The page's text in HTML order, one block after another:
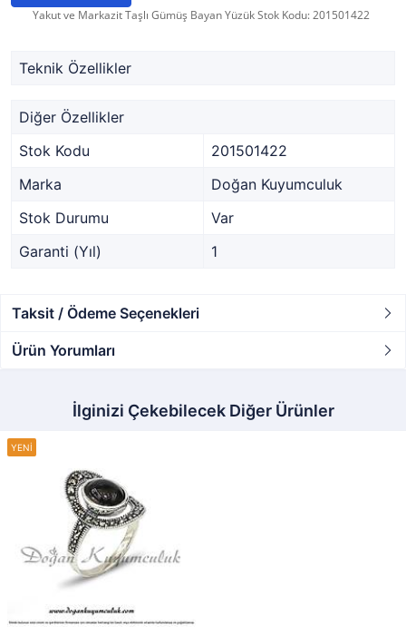
Yakut ve Markazit Taşlı Gümüş Bayan Yüzük Stok Kodu: 201501422
Teknik Özellikler
Diğer Özellikler
Stok Kodu
201501422
Marka
Doğan Kuyumculuk
Stok Durumu
Var
Garanti (Yıl)
1
Taksit / Ödeme Seçenekleri
Ürün Yorumları
İlginizi Çekebilecek Diğer Ürünler